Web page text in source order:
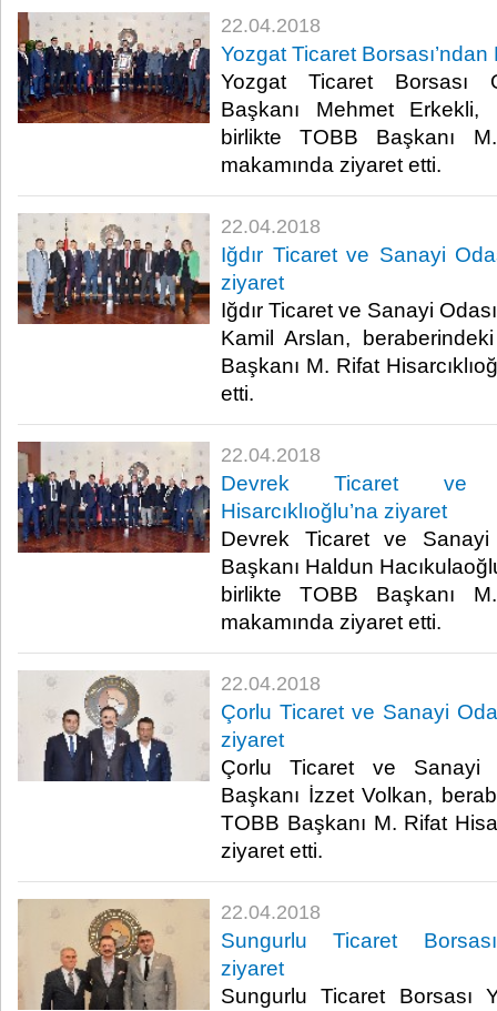
22.04.2018
Yozgat Ticaret Borsası’ndan
Yozgat Ticaret Borsası
Başkanı Mehmet
birlikte TOBB Başkanı M.
makamında ziyaret etti.​
22.04.2018
Iğdır Ticaret ve Sanayi
ziyaret
Iğdır Ticaret ve Sanayi
Kamil Arslan,
Başkanı M. Rifat
etti.​
22.04.2018
Devrek Ticaret ve
Hisarcıklıoğlu’na ziyaret
Devrek Ticaret ve
Başkanı Haldun
birlikte TOBB Başkanı M.
makamında ziyaret etti.​
22.04.2018
Çorlu Ticaret ve Sanayi
ziyaret
Çorlu Ticaret ve Sanayi
Başkanı İzzet Volkan,
TOBB Başkanı M. Rifat
ziyaret etti.​
22.04.2018
Sungurlu Ticaret
ziyaret
Sungurlu Ticaret Borsası